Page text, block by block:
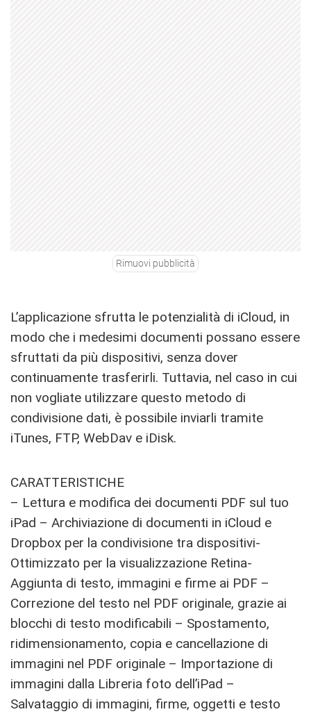
Rimuovi pubblicità
L’applicazione sfrutta le potenzialità di iCloud, in
modo che i medesimi documenti possano essere
sfruttati da più dispositivi, senza dover
continuamente trasferirli. Tuttavia, nel caso in cui
non vogliate utilizzare questo metodo di
condivisione dati, è possibile inviarli tramite
iTunes, FTP, WebDav e iDisk.
CARATTERISTICHE
– Lettura e modifica dei documenti PDF sul tuo
iPad – Archiviazione di documenti in iCloud e
Dropbox per la condivisione tra dispositivi-
Ottimizzato per la visualizzazione Retina-
Aggiunta di testo, immagini e firme ai PDF –
Correzione del testo nel PDF originale, grazie ai
blocchi di testo modificabili – Spostamento,
ridimensionamento, copia e cancellazione di
immagini nel PDF originale – Importazione di
immagini dalla Libreria foto dell’iPad –
Salvataggio di immagini, firme, oggetti e testo